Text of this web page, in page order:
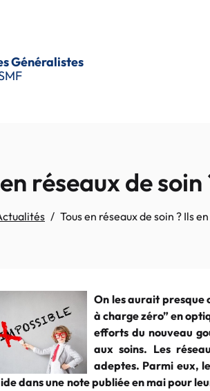
Généralistes
réseaux de
Tous en réseaux de soin ? Ils
On les aurait presque
à charge zéro” en
efforts du nouveau
aux soins. Les
adeptes. Parmi eux,
dans une note publiée en mai pour